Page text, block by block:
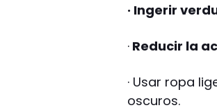
· Ingerir
· Reducir la
· Usar ropa
oscuros.